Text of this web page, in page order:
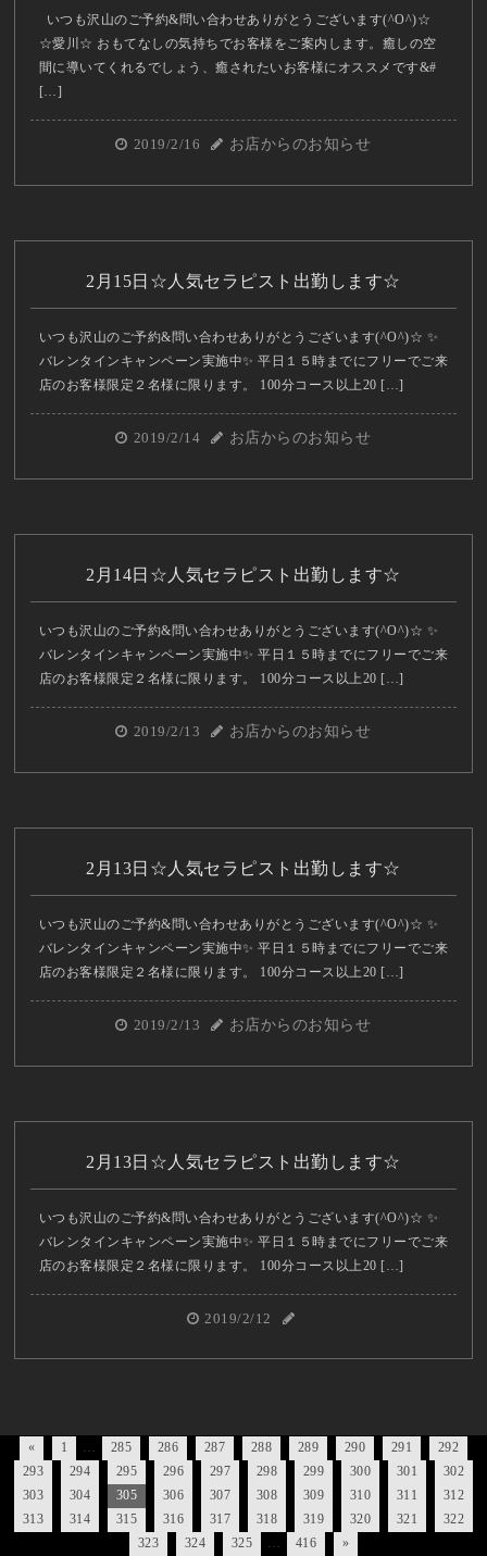
いつも沢山のご予約&問い合わせありがとうございます(^O^)☆
☆愛川☆ おもてなしの気持ちでお客様をご案内します。癒しの空
間に導いてくれるでしょう、癒されたいお客様にオススメです&#
[…]
2019/2/16 お店からのお知らせ
2月15日☆人気セラピスト出勤します☆
いつも沢山のご予約&問い合わせありがとうございます(^O^)☆ ✨
バレンタインキャンペーン実施中✨ 平日１５時までにフリーでご来
店のお客様限定２名様に限ります。 100分コース以上20 […]
2019/2/14 お店からのお知らせ
2月14日☆人気セラピスト出勤します☆
いつも沢山のご予約&問い合わせありがとうございます(^O^)☆ ✨
バレンタインキャンペーン実施中✨ 平日１５時までにフリーでご来
店のお客様限定２名様に限ります。 100分コース以上20 […]
2019/2/13 お店からのお知らせ
2月13日☆人気セラピスト出勤します☆
いつも沢山のご予約&問い合わせありがとうございます(^O^)☆ ✨
バレンタインキャンペーン実施中✨ 平日１５時までにフリーでご来
店のお客様限定２名様に限ります。 100分コース以上20 […]
2019/2/13 お店からのお知らせ
2月13日☆人気セラピスト出勤します☆
いつも沢山のご予約&問い合わせありがとうございます(^O^)☆ ✨
バレンタインキャンペーン実施中✨ 平日１５時までにフリーでご来
店のお客様限定２名様に限ります。 100分コース以上20 […]
2019/2/12
« 1 … 285 286 287 288 289 290 291
292
293
294 295 296 297 298 299 300 301
302
303
304 305 306 307 308 309 310 311
312
313
314 315 316 317 318 319 320 321
322
323
324 325 … 416 »